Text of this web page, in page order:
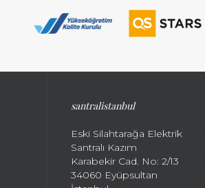
santralistanbul
Eski Silahtarağa Elektrik
Santralı Kazım
Karabekir Cad. No: 2/13
34060 Eyüpsultan